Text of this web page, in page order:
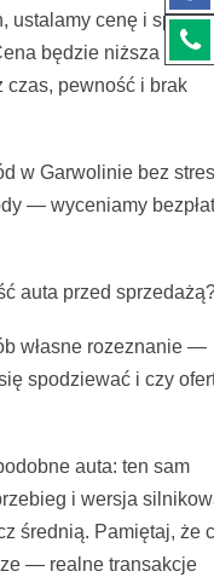
ustalamy cenę i sprawa
będzie niższa niż
czas, pewność i brak
w Garwolinie bez
— wyceniamy
auta przed
własne rozeznanie —
spodziewać i czy
auta: ten sam
i wersja
średnią. Pamiętaj, że
— realne transakcje